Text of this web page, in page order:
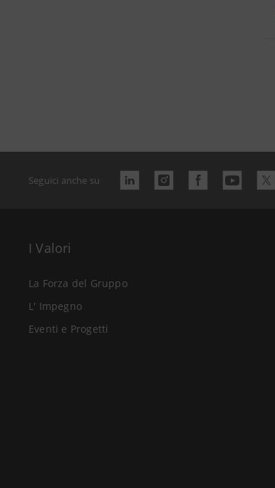
Seguici anche su
I Valori
La Forza del Gruppo
L' Impegno
Eventi e Progetti